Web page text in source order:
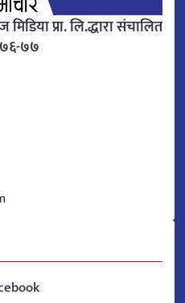
प्रा. लि.द्धारा संचालित
७७